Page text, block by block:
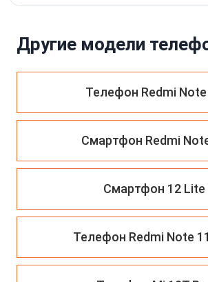
Другие модели
Телефон Redmi Note
Смартфон Redmi
Смартфон 12 Lite
Телефон Redmi Note